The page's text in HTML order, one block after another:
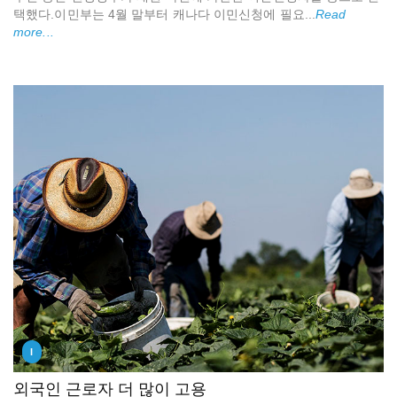
택했다.이민부는 4월 말부터 캐나다 이민신청에 필요...Read
more...
I
외국인 근로자 더 많이 고용